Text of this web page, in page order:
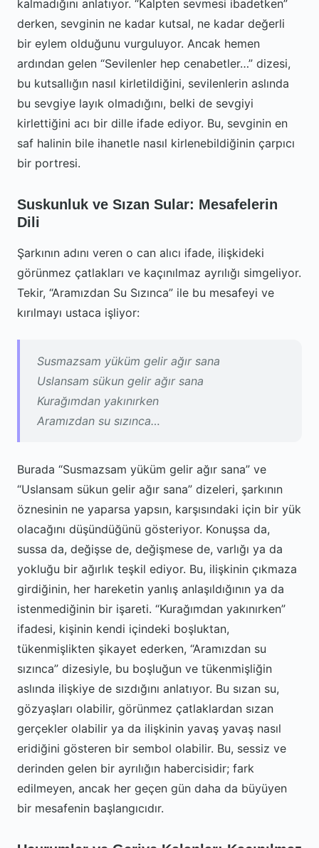
kalmadığını anlatıyor. “Kalpten sevmesi ibadetken”
derken, sevginin ne kadar kutsal, ne kadar değerli
bir eylem olduğunu vurguluyor. Ancak hemen
ardından gelen “Sevilenler hep cenabetler…” dizesi,
bu kutsallığın nasıl kirletildiğini, sevilenlerin aslında
bu sevgiye layık olmadığını, belki de sevgiyi
kirlettiğini acı bir dille ifade ediyor. Bu, sevginin en
saf halinin bile ihanetle nasıl kirlenebildiğinin çarpıcı
bir portresi.
Suskunluk ve Sızan Sular: Mesafelerin
Dili
Şarkının adını veren o can alıcı ifade, ilişkideki
görünmez çatlakları ve kaçınılmaz ayrılığı simgeliyor.
Tekir, “Aramızdan Su Sızınca” ile bu mesafeyi ve
kırılmayı ustaca işliyor:
Susmazsam yüküm gelir ağır sana
Uslansam sükun gelir ağır sana
Kurağımdan yakınırken
Aramızdan su sızınca…
Burada “Susmazsam yüküm gelir ağır sana” ve
“Uslansam sükun gelir ağır sana” dizeleri, şarkının
öznesinin ne yaparsa yapsın, karşısındaki için bir yük
olacağını düşündüğünü gösteriyor. Konuşsa da,
sussa da, değişse de, değişmese de, varlığı ya da
yokluğu bir ağırlık teşkil ediyor. Bu, ilişkinin çıkmaza
girdiğinin, her hareketin yanlış anlaşıldığının ya da
istenmediğinin bir işareti. “Kurağımdan yakınırken”
ifadesi, kişinin kendi içindeki boşluktan,
tükenmişlikten şikayet ederken, “Aramızdan su
sızınca” dizesiyle, bu boşluğun ve tükenmişliğin
aslında ilişkiye de sızdığını anlatıyor. Bu sızan su,
gözyaşları olabilir, görünmez çatlaklardan sızan
gerçekler olabilir ya da ilişkinin yavaş yavaş nasıl
eridiğini gösteren bir sembol olabilir. Bu, sessiz ve
derinden gelen bir ayrılığın habercisidir; fark
edilmeyen, ancak her geçen gün daha da büyüyen
bir mesafenin başlangıcıdır.